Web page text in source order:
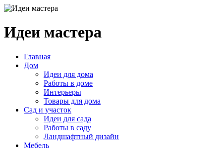
Идеи мастера
Главная
Дом
Идеи для дома
Работы в доме
Интерьеры
Товары для дома
Сад и участок
Идеи для сада
Работы в саду
Ландшафтный дизайн
Мебель